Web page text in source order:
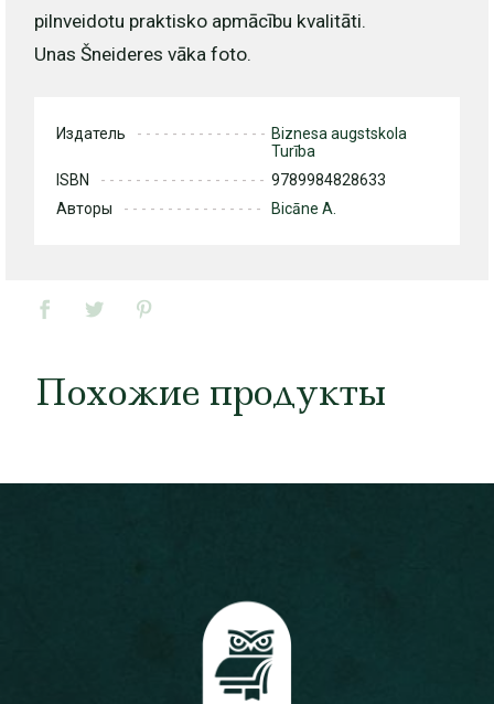
pilnveidotu praktisko apmācību kvalitāti.
Unas Šneideres vāka foto.
Издатель
Biznesa augstskola
Turība
ISBN
9789984828633
Авторы
Bicāne A.
Похожие продукты